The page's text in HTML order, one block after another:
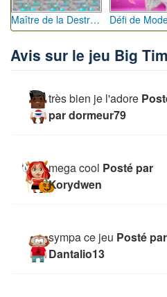
Maître de la Destruction: Fusion de Pioches
Avis sur le jeu Big
très bien je l'adore
par dormeur79
mega cool Posté par
Korydwen
sympa ce jeu Posté par
Dantalio13